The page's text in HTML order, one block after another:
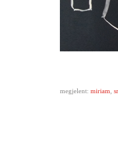
megjelent: miriam